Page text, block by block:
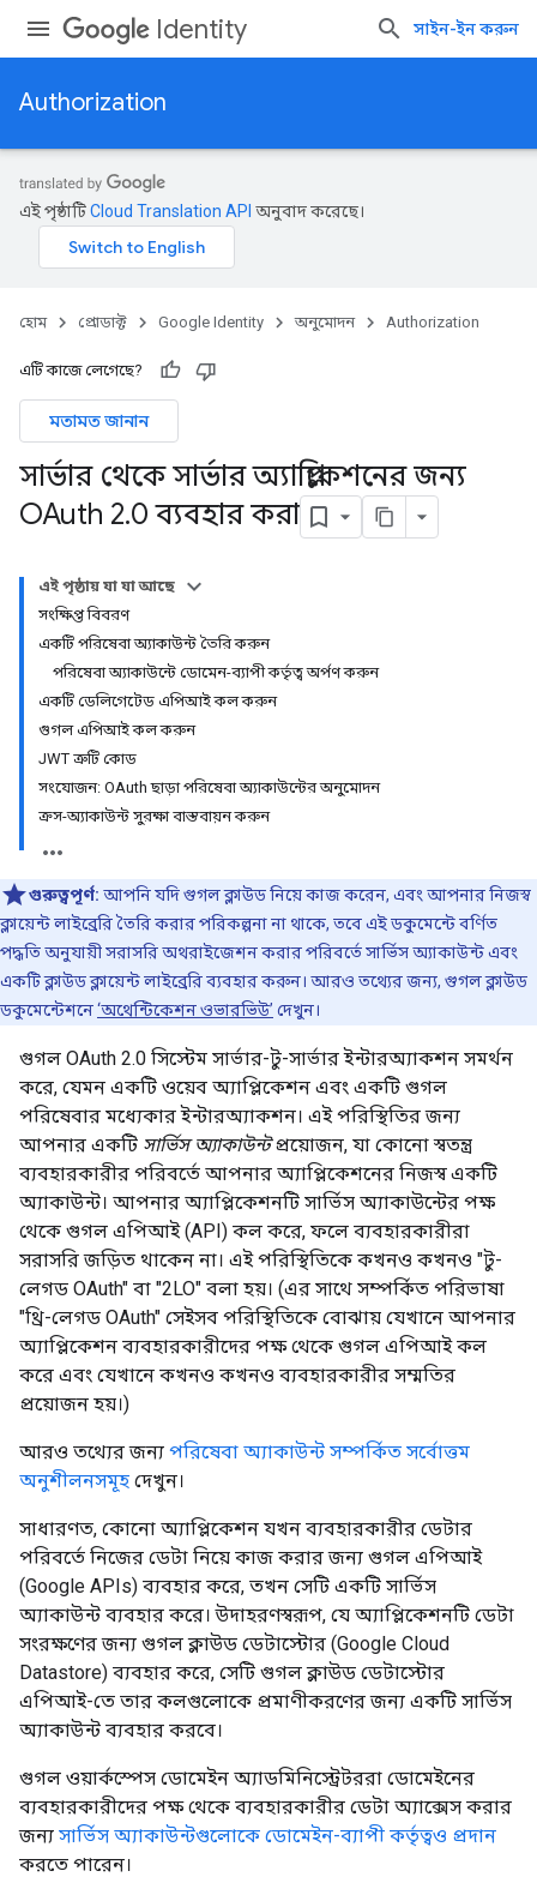
Identity সাইন-ইন করুন
Authorization
এই পৃষ্ঠাটিCloud Translation API অনুবাদ করেছে।
হোম প্রোডাক্ট Google Identity অনুমোদন Authorization
এটি কাজে লেগেছে?
মতামত জানান
সার্ভার থেকে সার্ভার অ্যাপ্লিকেশনের জন্য
OAuth 2.0 ব্যবহার করা
এই পৃষ্ঠায় যা যা আছে
সংক্ষিপ্ত বিবরণ
একটি পরিষেবা অ্যাকাউন্ট তৈরি করুন
পরিষেবা অ্যাকাউন্টে ডোমেন-ব্যাপী কর্তৃত্ব অর্পণ করুন
একটি ডেলিগেটেড এপিআই কল করুন
গুগল এপিআই কল করুন
JWT ত্রুটি কোড
সংযোজন: OAuth ছাড়া পরিষেবা অ্যাকাউন্টের অনুমোদন
ক্রস-অ্যাকাউন্ট সুরক্ষা বাস্তবায়ন করুন
গুরুত্বপূর্ণ: আপনি যদি গুগল ক্লাউড নিয়ে কাজ করেন, এবং আপনার নিজস্ব
ক্লায়েন্ট লাইব্রেরি তৈরি করার পরিকল্পনা না থাকে, তবে এই ডকুমেন্টে বর্ণিত
পদ্ধতি অনুযায়ী সরাসরি অথরাইজেশন করার পরিবর্তে সার্ভিস অ্যাকাউন্ট এবং
একটি ক্লাউড ক্লায়েন্ট লাইব্রেরি ব্যবহার করুন। আরও তথ্যের জন্য, গুগল ক্লাউড
ডকুমেন্টেশনে‘অথেন্টিকেশন ওভারভিউ’ দেখুন।
গুগল OAuth 2.0 সিস্টেম সার্ভার-টু-সার্ভার ইন্টারঅ্যাকশন সমর্থন
করে, যেমন একটি ওয়েব অ্যাপ্লিকেশন এবং একটি গুগল
পরিষেবার মধ্যেকার ইন্টারঅ্যাকশন। এই পরিস্থিতির জন্য
আপনার একটি সার্ভিস অ্যাকাউন্টপ্রয়োজন, যা কোনো স্বতন্ত্র
ব্যবহারকারীর পরিবর্তে আপনার অ্যাপ্লিকেশনের নিজস্ব একটি
অ্যাকাউন্ট। আপনার অ্যাপ্লিকেশনটি সার্ভিস অ্যাকাউন্টের পক্ষ
থেকে গুগল এপিআই (API) কল করে, ফলে ব্যবহারকারীরা
সরাসরি জড়িত থাকেন না। এই পরিস্থিতিকে কখনও কখনও "টু-
লেগড OAuth" বা "2LO" বলা হয়। (এর সাথে সম্পর্কিত পরিভাষা
"থ্রি-লেগড OAuth" সেইসব পরিস্থিতিকে বোঝায় যেখানে আপনার
অ্যাপ্লিকেশন ব্যবহারকারীদের পক্ষ থেকে গুগল এপিআই কল
করে এবং যেখানে কখনও কখনও ব্যবহারকারীর সম্মতির
প্রয়োজন হয়।)
আরও তথ্যের জন্য পরিষেবা অ্যাকাউন্ট সম্পর্কিত সর্বোত্তম
অনুশীলনসমূহ দেখুন।
সাধারণত, কোনো অ্যাপ্লিকেশন যখন ব্যবহারকারীর ডেটার
পরিবর্তে নিজের ডেটা নিয়ে কাজ করার জন্য গুগল এপিআই
(Google APIs) ব্যবহার করে, তখন সেটি একটি সার্ভিস
অ্যাকাউন্ট ব্যবহার করে। উদাহরণস্বরূপ, যে অ্যাপ্লিকেশনটি ডেটা
সংরক্ষণের জন্য গুগল ক্লাউড ডেটাস্টোর (Google Cloud
Datastore) ব্যবহার করে, সেটি গুগল ক্লাউড ডেটাস্টোর
এপিআই-তে তার কলগুলোকে প্রমাণীকরণের জন্য একটি সার্ভিস
অ্যাকাউন্ট ব্যবহার করবে।
গুগল ওয়ার্কস্পেস ডোমেইন অ্যাডমিনিস্ট্রেটররা ডোমেইনের
ব্যবহারকারীদের পক্ষ থেকে ব্যবহারকারীর ডেটা অ্যাক্সেস করার
জন্য সার্ভিস অ্যাকাউন্টগুলোকে ডোমেইন-ব্যাপী কর্তৃত্বও প্রদান
করতে পারেন।